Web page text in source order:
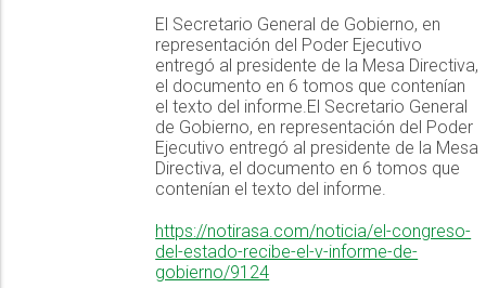
El Secretario General de Gobierno, en
representación del Poder Ejecutivo
entregó al presidente de la Mesa Directiva,
el documento en 6 tomos que contenían
el texto del informe.El Secretario General
de Gobierno, en representación del Poder
Ejecutivo entregó al presidente de la Mesa
Directiva, el documento en 6 tomos que
contenían el texto del informe.
https://notirasa.com/noticia/el-congreso-
del-estado-recibe-el-v-informe-de-
gobierno/9124